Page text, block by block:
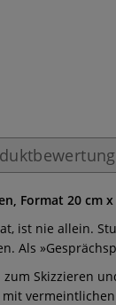
Format 20 cm
ist nie allein.
Als
zum Skizzieren